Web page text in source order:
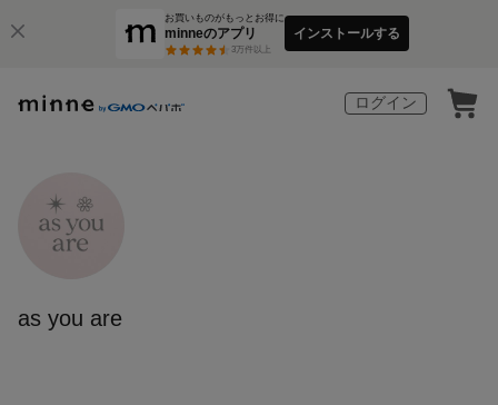
お買いものがもっとお得に
minneのアプリ
3万件以上
インストールする
ログイン
as you are